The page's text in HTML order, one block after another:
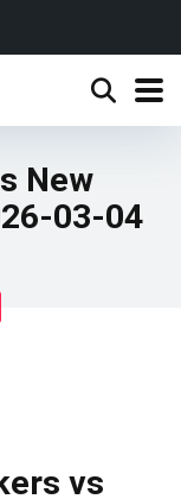
New
03-04
vs